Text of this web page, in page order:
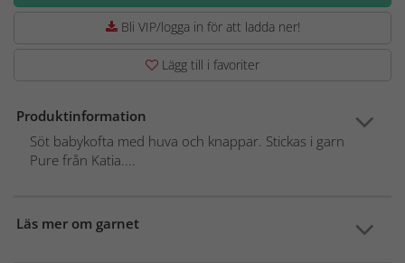
Bli VIP/logga in för att ladda ner!
Lägg till i favoriter
Produktinformation
Söt babykofta med huva och knappar. Stickas i garn
Pure från Katia....
Läs mer om garnet